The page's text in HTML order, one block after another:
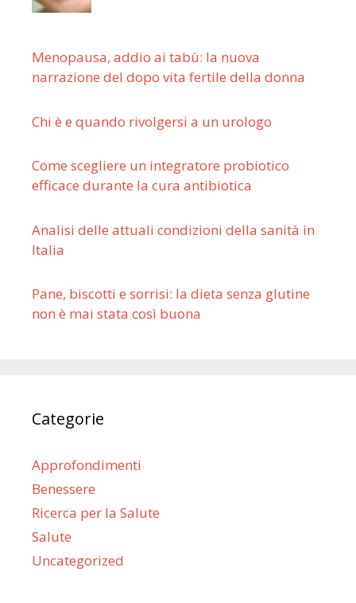
Menopausa, addio ai tabù: la nuova
narrazione del dopo vita fertile della donna
Chi è e quando rivolgersi a un urologo
Come scegliere un integratore probiotico
efficace durante la cura antibiotica
Analisi delle attuali condizioni della sanità in
Italia
Pane, biscotti e sorrisi: la dieta senza glutine
non è mai stata così buona
Categorie
Approfondimenti
Benessere
Ricerca per la Salute
Salute
Uncategorized